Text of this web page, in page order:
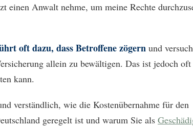
einen Anwalt nehme, um meine Rechte
oft dazu, dass Betroffene zögernund
allein zu bewältigen. Das ist jedoch
kann.
verständlich, wie die Kostenübernahme für den
geregelt ist und warum Sie als